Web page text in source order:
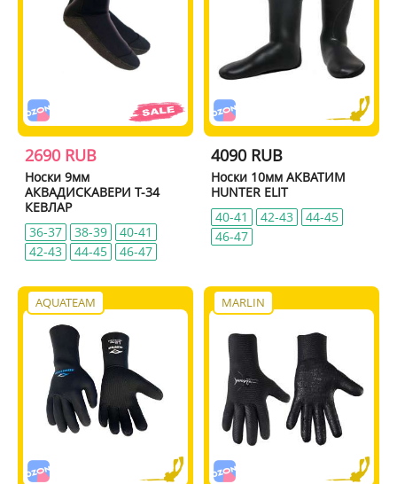
2690 RUB
Носки 9мм
АКВАДИСКАВЕРИ Т-34
КЕВЛАР
36-37
38-39
40-41
42-43
44-45 46-47
4090 RUB
Носки 10мм АКВАТИМ
HUNTER ELIT
40-41
42-43
44-45
46-47
AQUATEAM MARLIN